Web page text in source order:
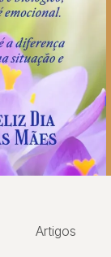
Artigos